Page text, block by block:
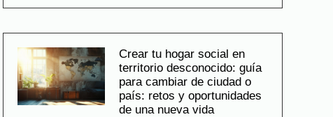
Crear tu hogar social en
territorio desconocido: guía
para cambiar de ciudad o
país: retos y oportunidades
de una nueva vida